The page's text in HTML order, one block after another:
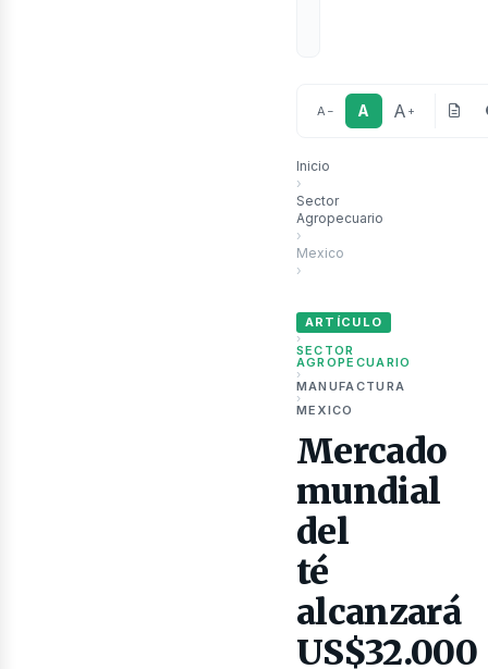
A − A A +
Inicio
›
Sector
Agropecuario
›
Mexico
›
ARTÍCULO
›
SECTOR
AGROPECUARIO
›
MANUFACTURA
›
MEXICO
Mercado
mundial
del
té
alcanzará
US$32.000